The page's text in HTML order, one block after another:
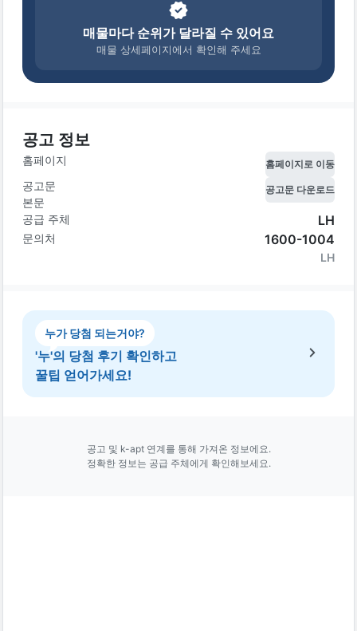
매물마다 순위가 달라질 수 있어요
매물 상세페이지에서 확인해 주세요
공고 정보
홈페이지 홈페이지로 이동
공고문
본문
공고문 다운로드
공급 주체 LH
문의처 1600-1004
LH
누가 당첨 되는거야?
'누'의 당첨 후기 확인하고
꿀팁 얻어가세요!
공고 및 k-apt 연계를 통해 가져온 정보에요.
정확한 정보는 공급 주체에게 확인해보세요.